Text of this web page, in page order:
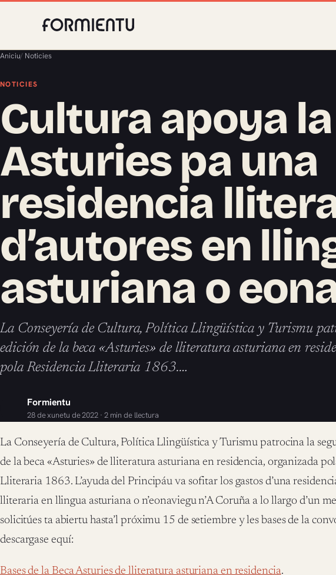
Aniciu/ Noticies
NOTICIES
Cultura apoya
Asturies pa una
residencia
d’autores en
asturiana o
La Conseyería de Cultura, Política Llingüística y Turismu
edición de la beca «Asturies» de lliteratura asturiana en
pola Residencia Lliteraria 1863.…
Formientu
28 de xunetu de 2022 · 2 min de llectura
La Conseyería de Cultura, Política Llingüística y Turismu patrocina la
de la beca «Asturies» de lliteratura asturiana en residencia, organizada
Lliteraria 1863. L’ayuda del Principáu va sofitar los gastos d’una
lliteraria en llingua asturiana o n’eonaviegu n’A Coruña a lo llargo d’un
solicitúes ta abiertu hasta’l próximu 15 de setiembre y les bases de la
descargase equí:
Bases de la Beca Asturies de lliteratura asturiana en residencia.